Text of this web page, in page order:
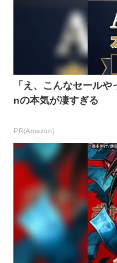
「え、こんなセール
nの本気が凄すぎる
PR(Amazon)